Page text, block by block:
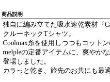
商品説明
独自に編み立てた吸水速乾素材『
クルーネックTシャツ。
Coolmax糸を使用しつつもコット
melpleの定番アイテムに、爽やか
登場しました。
カラっと乾き、旅先のお共にも最